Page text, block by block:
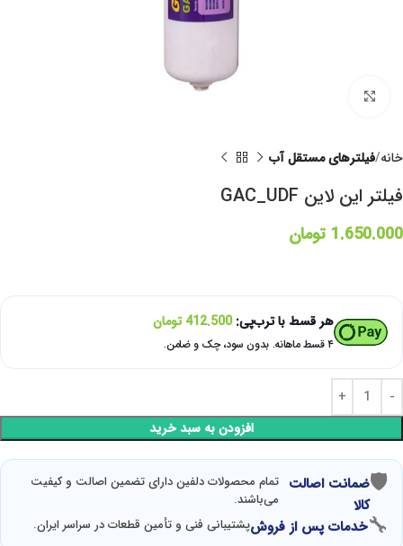
خانه فیلترهای مستقل آب
فیلتر این لاین GAC_UDF
1.650.000 تومان
هر قسط با ترب‌پی:412.500 تومان
۴ قسط ماهانه. بدون سود، چک و ضامن.
افزودن به سبد خرید
🛡ضمانت اصالت
کالا
تمام محصولات دلفین دارای تضمین اصالت و کیفیت
می‌باشند.
🔧خدمات پس از فروشپشتیبانی فنی و تأمین قطعات در سراسر ایران.